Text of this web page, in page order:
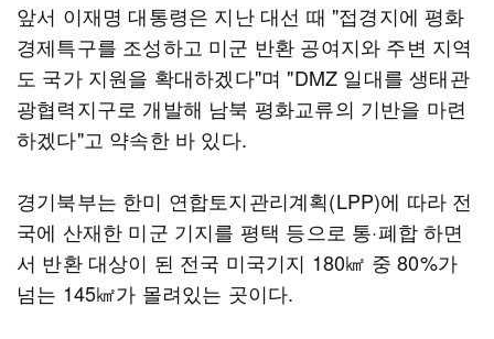
앞서 이재명 대통령은 지난 대선 때 "접경지에 평화
경제특구를 조성하고 미군 반환 공여지와 주변 지역
도 국가 지원을 확대하겠다"며 "DMZ 일대를 생태관
광협력지구로 개발해 남북 평화교류의 기반을 마련
하겠다"고 약속한 바 있다.
경기북부는 한미 연합토지관리계획(LPP)에 따라 전
국에 산재한 미군 기지를 평택 등으로 통·폐합 하면
서 반환 대상이 된 전국 미국기지 180㎢ 중 80%가
넘는 145㎢가 몰려있는 곳이다.